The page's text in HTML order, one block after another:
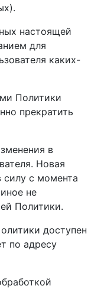
настоящей
для
каких-
Политики
прекратить
в
Новая
силу с момента
не
Политики.
доступен
по адресу